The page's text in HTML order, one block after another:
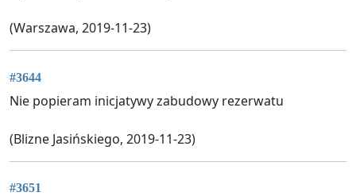
(Warszawa, 2019-11-23)
#3644
Nie popieram inicjatywy zabudowy rezerwatu
(Blizne Jasińskiego, 2019-11-23)
#3651